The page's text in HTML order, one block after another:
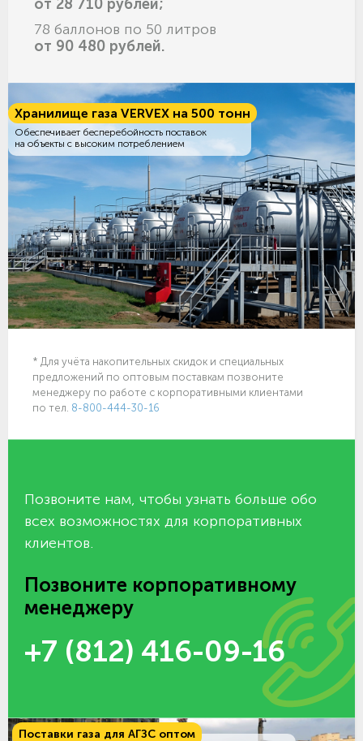
от 28 710 рублей;
78 баллонов по 50 литров
от 90 480 рублей.
Хранилище газа VERVEX на 500 тонн
Обеспечивает бесперебойность поставок
на объекты с высоким потреблением
* Для учёта накопительных скидок и специальных
предложений по оптовым поставкам позвоните
менеджеру по работе с корпоративными клиентами
по тел. 8-800-444-30-16
Позвоните нам, чтобы узнать больше обо
всех возможностях для корпоративных
клиентов.
Позвоните корпоративному
менеджеру
+7 (812) 416-09-16
Поставки газа для АГЗС оптом